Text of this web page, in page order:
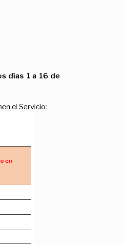
días 1 a 16 de
el Servicio: